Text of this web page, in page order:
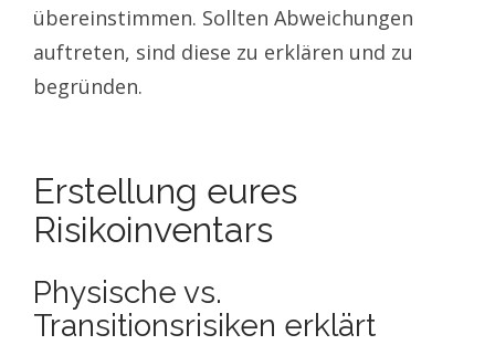
übereinstimmen. Sollten Abweichungen
auftreten, sind diese zu erklären und zu
begründen.
Erstellung eures
Risikoinventars
Physische vs.
Transitionsrisiken erklärt